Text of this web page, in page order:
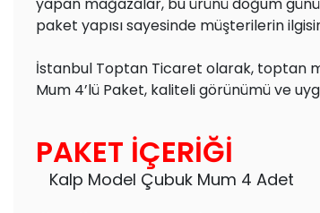
paket yapısı sayesinde müşterilerin
İstanbul Toptan Ticaret olarak, toptan
Mum 4’lü Paket, kaliteli görünümü ve
PAKET İÇERİĞİ
Kalp Model Çubuk Mum 4 Adet